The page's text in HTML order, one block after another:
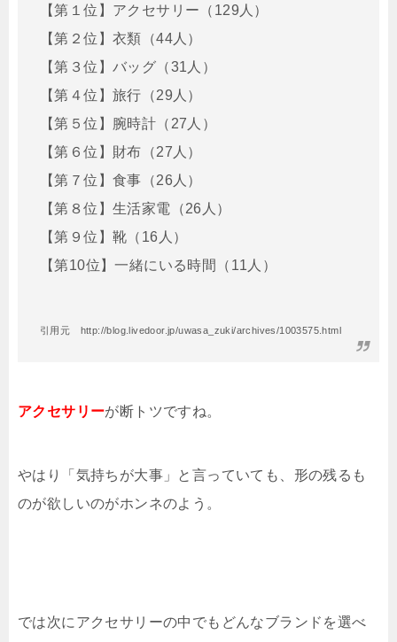
【第１位】アクセサリー（129人）
【第２位】衣類（44人）
【第３位】バッグ（31人）
【第４位】旅行（29人）
【第５位】腕時計（27人）
【第６位】財布（27人）
【第７位】食事（26人）
【第８位】生活家電（26人）
【第９位】靴（16人）
【第10位】一緒にいる時間（11人）
引用元 http://blog.livedoor.jp/uwasa_zuki/archives/1003575.html
アクセサリーが断トツですね。
やはり「気持ちが大事」と言っていても、形の残るも
のが欲しいのがホンネのよう。
では次にアクセサリーの中でもどんなブランドを選べ